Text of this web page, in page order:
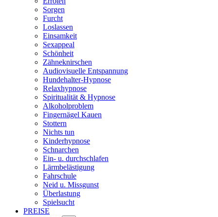
Sorgen
Furcht
Loslassen
Einsamkeit
Sexappeal
Schönheit
Zähneknirschen
Audiovisuelle Entspannung
Hundehalter-Hypnose
Relaxhypnose
Spiritualität & Hypnose
Alkoholproblem
Fingernägel Kauen
Stottern
Nichts tun
Kinderhypnose
Schnarchen
Ein- u. durchschlafen
Lärmbelästigung
Fahrschule
Neid u. Missgunst
Überlastung
Spielsucht
PREISE